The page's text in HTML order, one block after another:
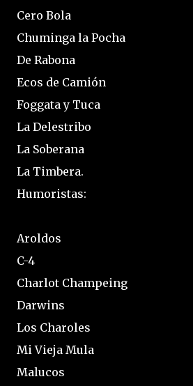
Cero Bola
Chuminga la Pocha
De Rabona
Ecos de Camión
Foggata y Tuca
La Delestribo
La Soberana
La Timbera.
Humoristas:
Aroldos
C-4
Charlot Champeing
Darwins
Los Charoles
Mi Vieja Mula
Malucos